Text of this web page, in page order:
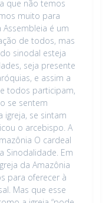
que não temos
muito para
é um
de todos, mas
sinodal esteja
seja presente
e assim a
todos participam,
se sentem
igreja, se sintam
o arcebispo. A
O cardeal
Sinodalidade. Em
da Amazônia
para oferecer à
Mas que esse